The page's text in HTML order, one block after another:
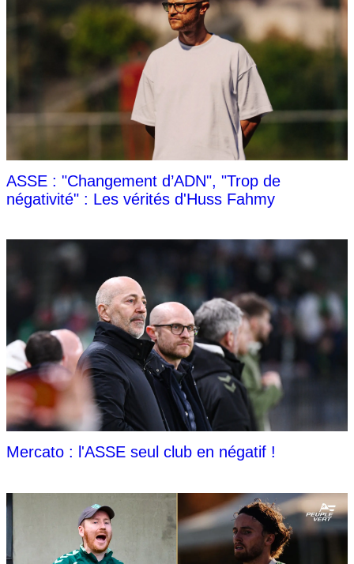
ASSE : "Changement d’ADN", "Trop de
négativité" : Les vérités d'Huss Fahmy
Mercato : l'ASSE seul club en négatif !